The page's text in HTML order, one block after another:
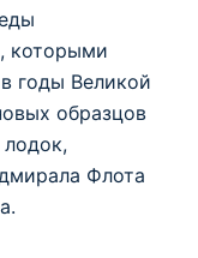
которыми
годы Великой
образцов
Флота